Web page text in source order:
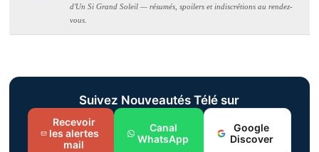
d'Un Si Grand Soleil — résumés, spoilers et indiscrétions au rendez-
vous.
Suivez Nouveautés Télé sur
Recevoir
les alertes
mail
Canal
WhatsApp
Google
Discover